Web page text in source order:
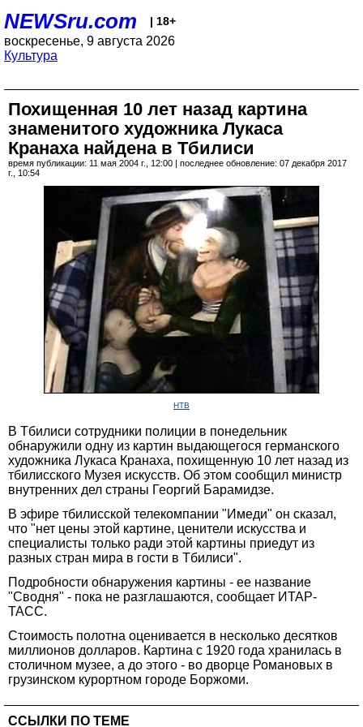
NEWSru.com | 18+
воскресенье, 9 августа 2026
Культура
Похищенная 10 лет назад картина
знаменитого художника Лукаса
Кранаха найдена в Тбилиси
время публикации: 11 мая 2004 г., 12:00 | последнее обновление: 07 декабря 2017
г., 10:54
НТВ
В Тбилиси сотрудники полиции в понедельник
обнаружили одну из картин выдающегося германского
художника Лукаса Кранаха, похищенную 10 лет назад из
тбилисского Музея искусств. Об этом сообщил министр
внутренних дел страны Георгий Барамидзе.
В эфире тбилисской телекомпании "Имеди" он сказал,
что "нет цены этой картине, ценители искусства и
специалисты только ради этой картины приедут из
разных стран мира в гости в Тбилиси".
Подробности обнаружения картины - ее название
"Сводня" - пока не разглашаются, сообщает ИТАР-
ТАСС.
Стоимость полотна оценивается в несколько десятков
миллионов долларов. Картина с 1920 года хранилась в
столичном музее, а до этого - во дворце Романовых в
грузинском курортном городе Боржоми.
ССЫЛКИ ПО ТЕМЕ